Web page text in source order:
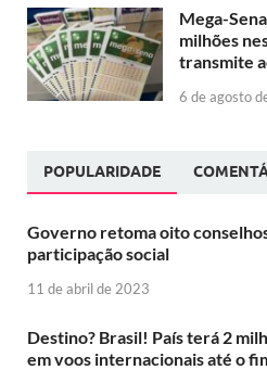
Mega-
milhões
transmite
6 de agosto
POPULARIDADE
Governo retoma oito
participação social
11 de abril de 2023
Destino? Brasil! País terá 2
em voos internacionais até o